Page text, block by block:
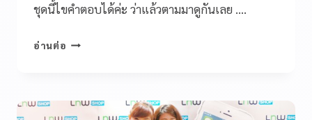
ชุดนี้ไขคำตอบได้ค่ะ ว่าแล้วตามมาดูกันเลย ….
อ่านต่อ